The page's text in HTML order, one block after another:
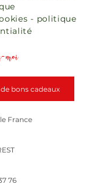
- politique
moi
bons cadeaux
France
76